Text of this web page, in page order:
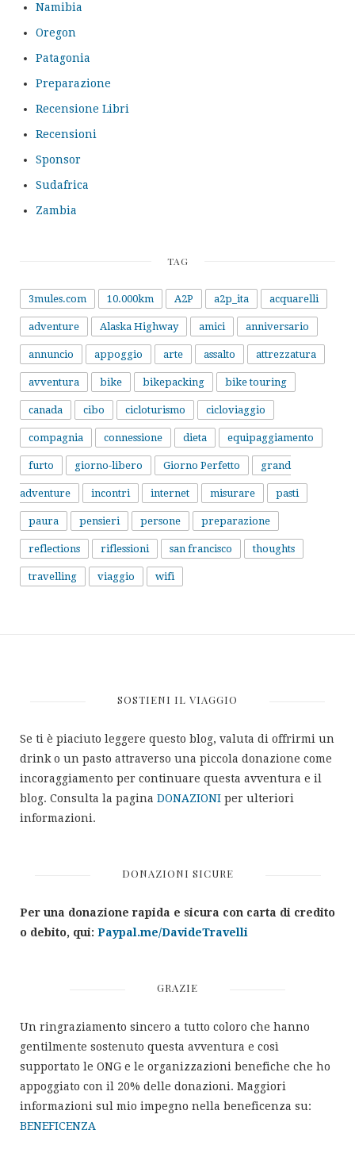
Namibia
Oregon
Patagonia
Preparazione
Recensione Libri
Recensioni
Sponsor
Sudafrica
Zambia
TAG
3mules.com 10.000km A2P a2p_ita acquarelli
adventure Alaska Highway amici anniversario
annuncio appoggio arte assalto attrezzatura
avventura bike bikepacking bike touring
canada cibo cicloturismo cicloviaggio
compagnia connessione dieta equipaggiamento
furto giorno-libero Giorno Perfetto grand
adventure incontri internet misurare pasti
paura pensieri persone preparazione
reflections riflessioni san francisco thoughts
travelling viaggio wifi
SOSTIENI IL VIAGGIO
Se ti è piaciuto leggere questo blog, valuta di offrirmi un
drink o un pasto attraverso una piccola donazione come
incoraggiamento per continuare questa avventura e il
blog. Consulta la pagina DONAZIONI per ulteriori
informazioni.
DONAZIONI SICURE
Per una donazione rapida e sicura con carta di credito
o debito, qui: Paypal.me/DavideTravelli
GRAZIE
Un ringraziamento sincero a tutto coloro che hanno
gentilmente sostenuto questa avventura e così
supportato le ONG e le organizzazioni benefiche che ho
appoggiato con il 20% delle donazioni. Maggiori
informazioni sul mio impegno nella beneficenza su:
BENEFICENZA